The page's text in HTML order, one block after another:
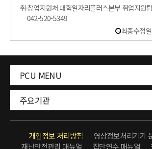
취·창업지원처 대학일자리플러스본부 취업지원팀
042-520-5349
최종수정일
PCU MENU
주요기관
개인정보 처리방침
영상정보처리기기
재난안전관리 매뉴얼
집단연수 매뉴얼